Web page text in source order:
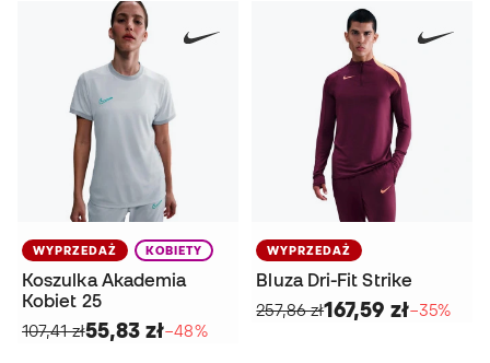
WYPRZEDAŻ KOBIETY
Koszulka Akademia
Kobiet 25
107,41 zł55,83 zł−48%
WYPRZEDAŻ
Bluza Dri-Fit Strike
257,86 zł167,59 zł−35%